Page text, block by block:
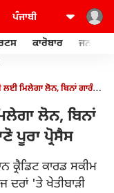
ਕਾਰੋਬਾਰ ਜਨਰਲ
ਮਿਲੇਗਾ ਲੋਨ, ਬਿਨਾਂ ਗਾਰੰਟੀ
ਲੋਨ, ਬਿਨਾਂ
ਪੂਰਾ ਪ੍ਰੋਸੈਸ
ਕਾਰਡ ਸਕੀਮ
ਦਰਾਂ 'ਤੇ ਖੇਤੀਬਾੜੀ